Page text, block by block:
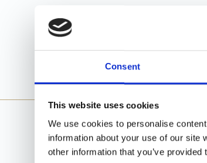
Consent
This website uses cookies
We use cookies to personalise
information about your use of our site
other information that you’ve